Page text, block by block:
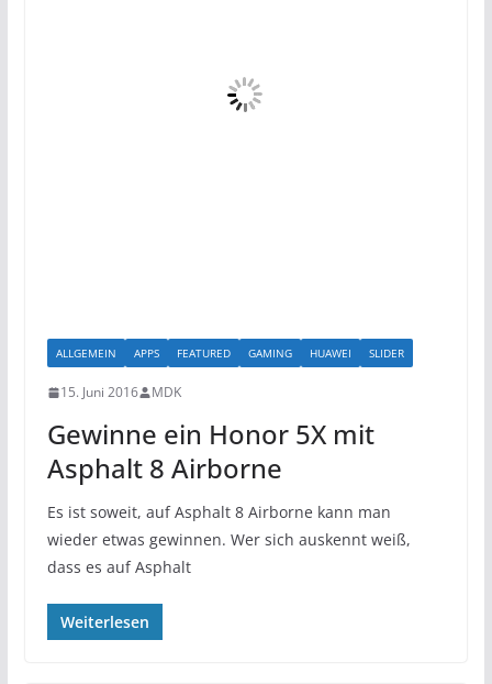
ALLGEMEIN APPS FEATURED GAMING HUAWEI SLIDER
15. Juni 2016 MDK
Gewinne ein Honor 5X mit
Asphalt 8 Airborne
Es ist soweit, auf Asphalt 8 Airborne kann man
wieder etwas gewinnen. Wer sich auskennt weiß,
dass es auf Asphalt
Weiterlesen